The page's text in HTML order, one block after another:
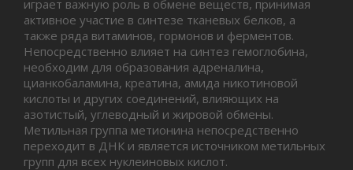
играет важную роль в обмене веществ, принимая
активное участие в синтезе тканевых белков, а
также ряда витаминов, гормонов и ферментов.
Непосредственно влияет на синтез гемоглобина,
необходим для образования адреналина,
цианкобаламина, креатина, амида никотиновой
кислоты и других соединений, влияющих на
азотистый, углеводный и жировой обмены.
Метильная группа метионина непосредственно
переходит в ДНК и является источником метильных
групп для всех нуклеиновых кислот.